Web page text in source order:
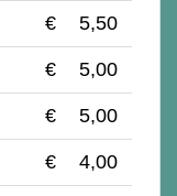
€ 5,50
€ 5,00
€ 5,00
€ 4,00